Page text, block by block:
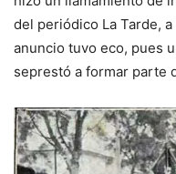
del periódico La Tarde,
anuncio tuvo eco, pues
seprestó a formar parte